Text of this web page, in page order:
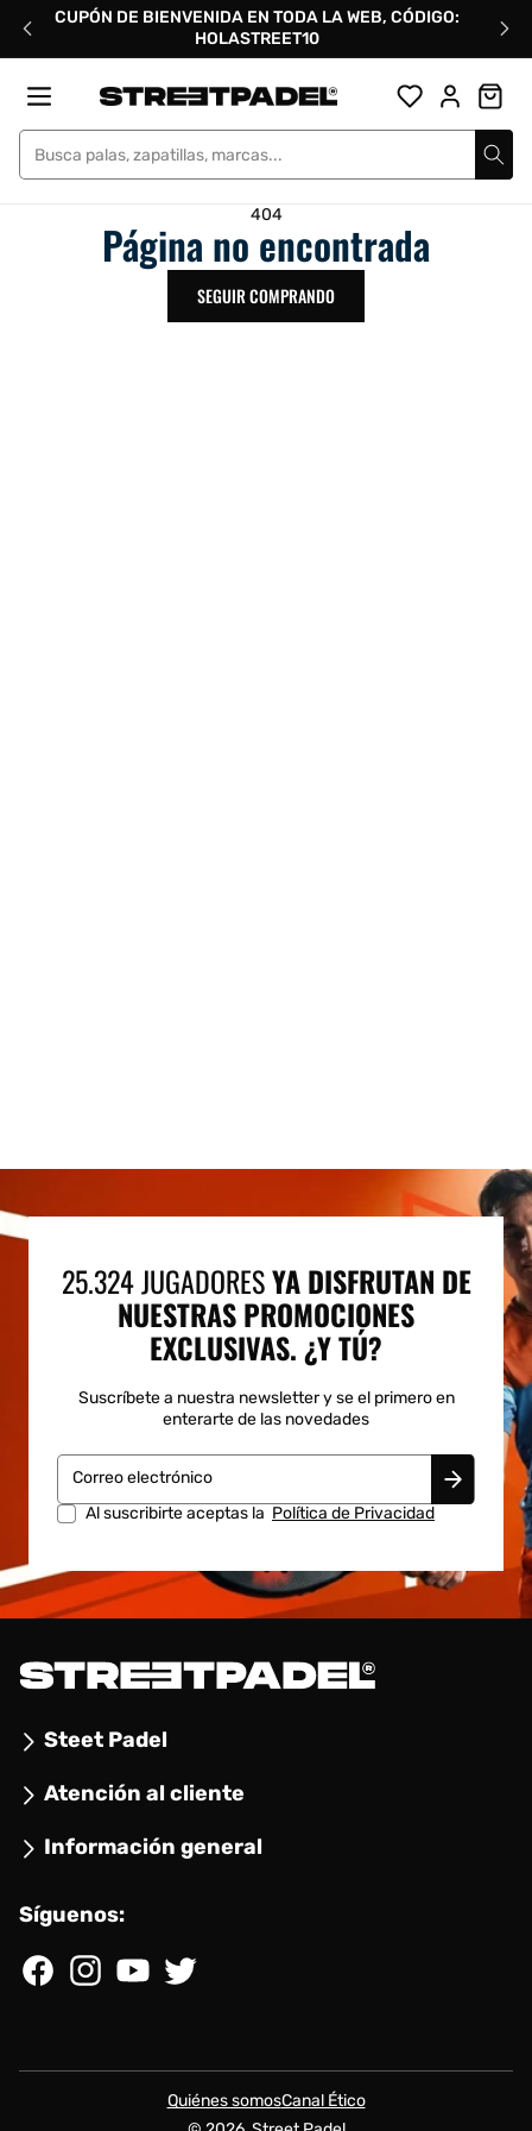
directamente
CUPÓN DE BIENVENIDA EN TODA LA WEB, CÓDIGO:
HOLASTREET10
Street Padel
404
Página no encontrada
SEGUIR COMPRANDO
25.324 JUGADORESYA DISFRUTAN DE
NUESTRAS PROMOCIONES
EXCLUSIVAS. ¿Y TÚ?
Suscríbete a nuestra newsletter y se el primero en
enterarte de las novedades
Correo electrónico
Al suscribirte aceptas la Política de Privacidad
Steet Padel
Atención al cliente
Información general
Síguenos:
FacebookInstagramYouTubeTwitter
Quiénes somosCanal Ético